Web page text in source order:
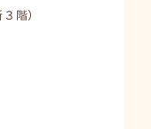
階）